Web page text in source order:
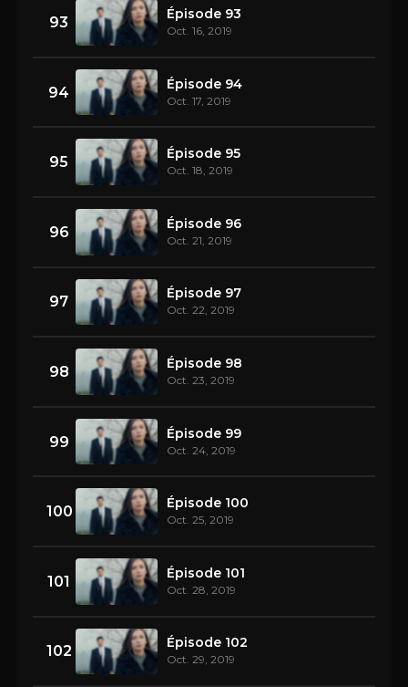
93 Épisode 93
Oct. 16, 2019
94 Épisode 94
Oct. 17, 2019
95 Épisode 95
Oct. 18, 2019
96 Épisode 96
Oct. 21, 2019
97 Épisode 97
Oct. 22, 2019
98 Épisode 98
Oct. 23, 2019
99 Épisode 99
Oct. 24, 2019
100 Épisode 100
Oct. 25, 2019
101 Épisode 101
Oct. 28, 2019
102 Épisode 102
Oct. 29, 2019